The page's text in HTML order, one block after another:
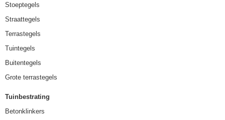
Stoeptegels
Straattegels
Terrastegels
Tuintegels
Buitentegels
Grote terrastegels
Tuinbestrating
Betonklinkers